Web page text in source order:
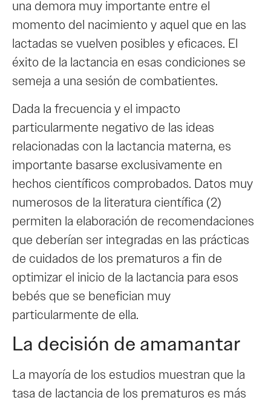
una demora muy importante entre el
momento del nacimiento y aquel que en las
lactadas se vuelven posibles y eficaces. El
éxito de la lactancia en esas condiciones se
semeja a una sesión de combatientes.
Dada la frecuencia y el impacto
particularmente negativo de las ideas
relacionadas con la lactancia materna, es
importante basarse exclusivamente en
hechos científicos comprobados. Datos muy
numerosos de la literatura científica (2)
permiten la elaboración de recomendaciones
que deberían ser integradas en las prácticas
de cuidados de los prematuros a fin de
optimizar el inicio de la lactancia para esos
bebés que se benefician muy
particularmente de ella.
La decisión de amamantar
La mayoría de los estudios muestran que la
tasa de lactancia de los prematuros es más